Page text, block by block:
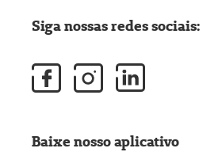
Siga nossas redes sociais:
Baixe nosso aplicativo